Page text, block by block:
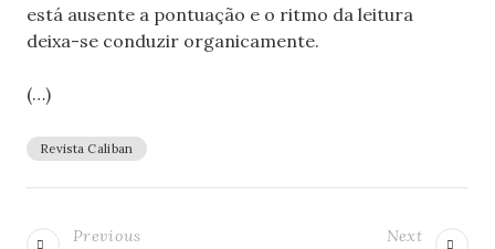
está ausente a pontuação e o ritmo da leitura
deixa-se conduzir organicamente.
(…)
Revista Caliban
Previous Next